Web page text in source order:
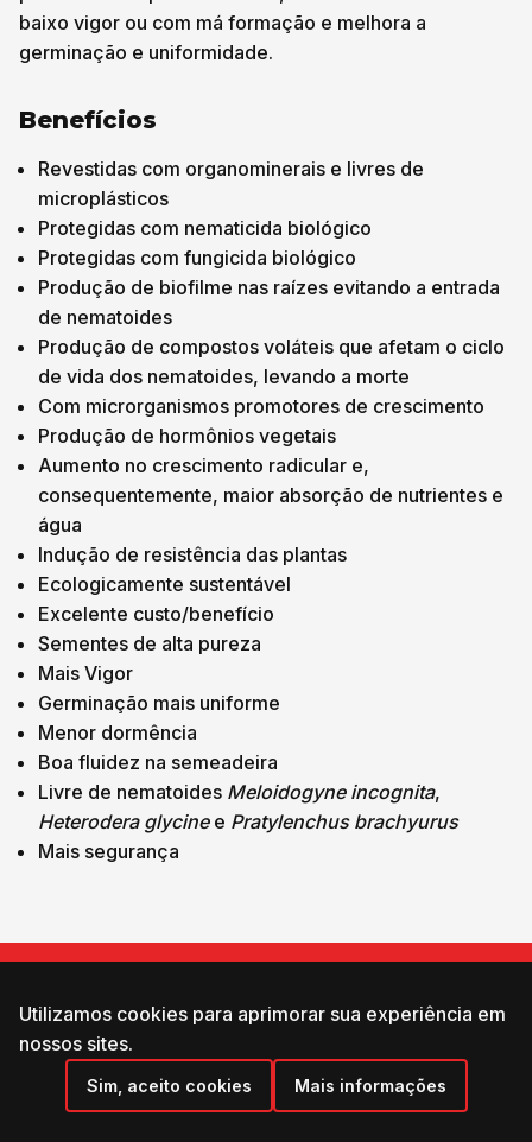
Utilizamos cookies para aprimorar sua experiência em
nossos sites.
Sim, aceito cookies Mais informações
baixo vigor ou com má formação e melhora a
germinação e uniformidade.
Benefícios
Revestidas com organominerais e livres de
microplásticos
Protegidas com nematicida biológico
Protegidas com fungicida biológico
Produção de biofilme nas raízes evitando a entrada
de nematoides
Produção de compostos voláteis que afetam o ciclo
de vida dos nematoides, levando a morte
Com microrganismos promotores de crescimento
Produção de hormônios vegetais
Aumento no crescimento radicular e,
consequentemente, maior absorção de nutrientes e
água
Indução de resistência das plantas
Ecologicamente sustentável
Excelente custo/benefício
Sementes de alta pureza
Mais Vigor
Germinação mais uniforme
Menor dormência
Boa fluidez na semeadeira
Livre de nematoides Meloidogyne incognita,
Heterodera glycinee Pratylenchus brachyurus
Mais segurança
Entre em Contato
Idioma: